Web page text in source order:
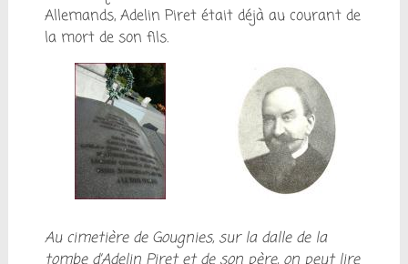
Allemands, Adelin Piret était déjà au courant de
la mort de son fils.
Au cimetière de Gougnies, sur la dalle de la